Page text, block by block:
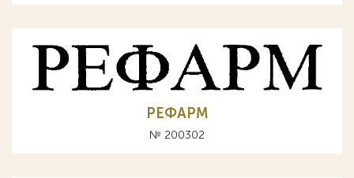
РЕФАРМ
№ 200302